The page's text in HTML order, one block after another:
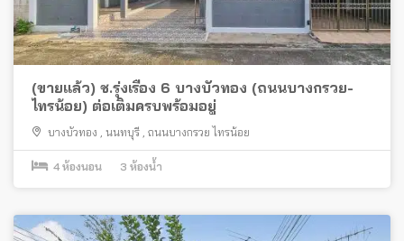
(ขายแล้ว) ช.รุ่งเรือง 6 บางบัวทอง (ถนนบางกรวย-
ไทรน้อย) ต่อเติมครบพร้อมอยู่
บางบัวทอง , นนทบุรี , ถนนบางกรวย ไทรน้อย
4 ห้องนอน 3 ห้องน้ำ